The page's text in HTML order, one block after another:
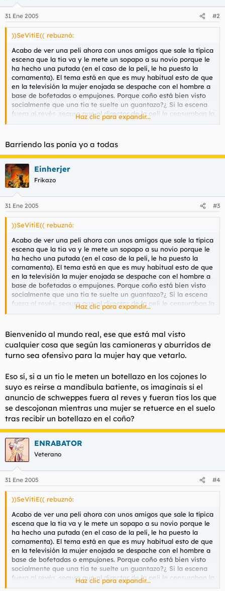
31 Ene 2005 #2
))SeVitiE(( rebuznó:
Acabo de ver una peli ahora con unos amigos que sale la típica
escena que la tia va y le mete un sopapo a su novio porque le
ha hecho una putada (en el caso de la peli, le ha puesto la
cornamenta). El tema está en que es muy habitual esto de que
en la televisión la mujer enojada se despache con el hombre a
base de bofetadas o empujones. Porque coño está bien visto
socialmente que una tia te suelte un guantazo?¿ Si la escena
fuera al revés, seguro que al director de la peli le censuraban la
escena y lo ponian de vuelta y media en todos los medios.
Haz clic para expandir...
Barriendo las ponía yo a todas
Einherjer
Frikazo
31 Ene 2005 #3
))SeVitiE(( rebuznó:
Acabo de ver una peli ahora con unos amigos que sale la típica
escena que la tia va y le mete un sopapo a su novio porque le
ha hecho una putada (en el caso de la peli, le ha puesto la
cornamenta). El tema está en que es muy habitual esto de que
en la televisión la mujer enojada se despache con el hombre a
base de bofetadas o empujones. Porque coño está bien visto
socialmente que una tia te suelte un guantazo?¿ Si la escena
fuera al revés, seguro que al director de la peli le censuraban la
escena y lo ponian de vuelta y media en todos los medios.
Haz clic para expandir...
Bienvenido al mundo real, ese que está mal visto
cualquier cosa que según las camioneras y aburridos de
turno sea ofensivo para la mujer hay que vetarlo.
Eso sí, si a un tío le meten un botellazo en los cojones lo
suyo es reirse a mandíbula batiente, os imaginais si el
anuncio de schweppes fuera al reves y fueran tíos los que
se descojonan mientras una mujer se retuerce en el suelo
tras recibir un botellazo en el coño?
ENRABATOR
Veterano
31 Ene 2005 #4
))SeVitiE(( rebuznó:
Acabo de ver una peli ahora con unos amigos que sale la típica
escena que la tia va y le mete un sopapo a su novio porque le
ha hecho una putada (en el caso de la peli, le ha puesto la
cornamenta). El tema está en que es muy habitual esto de que
en la televisión la mujer enojada se despache con el hombre a
base de bofetadas o empujones. Porque coño está bien visto
socialmente que una tia te suelte un guantazo?¿ Si la escena
fuera al revés, seguro que al director de la peli le censuraban la
escena y lo ponian de vuelta y media en todos los medios.
Haz clic para expandir...